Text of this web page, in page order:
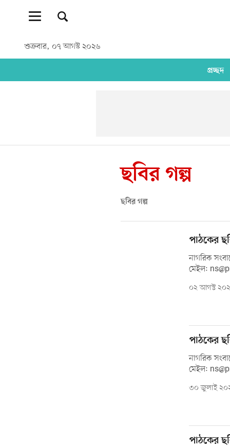
শুক্রবার, ০৭ আগস্ট ২০২৬
প্রচ্ছদ
ছবির গল্প
ছবির গল্প
পাঠকের
নাগরিক
মেইল:
০২ আগস্ট
পাঠকের
নাগরিক
মেইল:
৩০ জুলাই
পাঠকের